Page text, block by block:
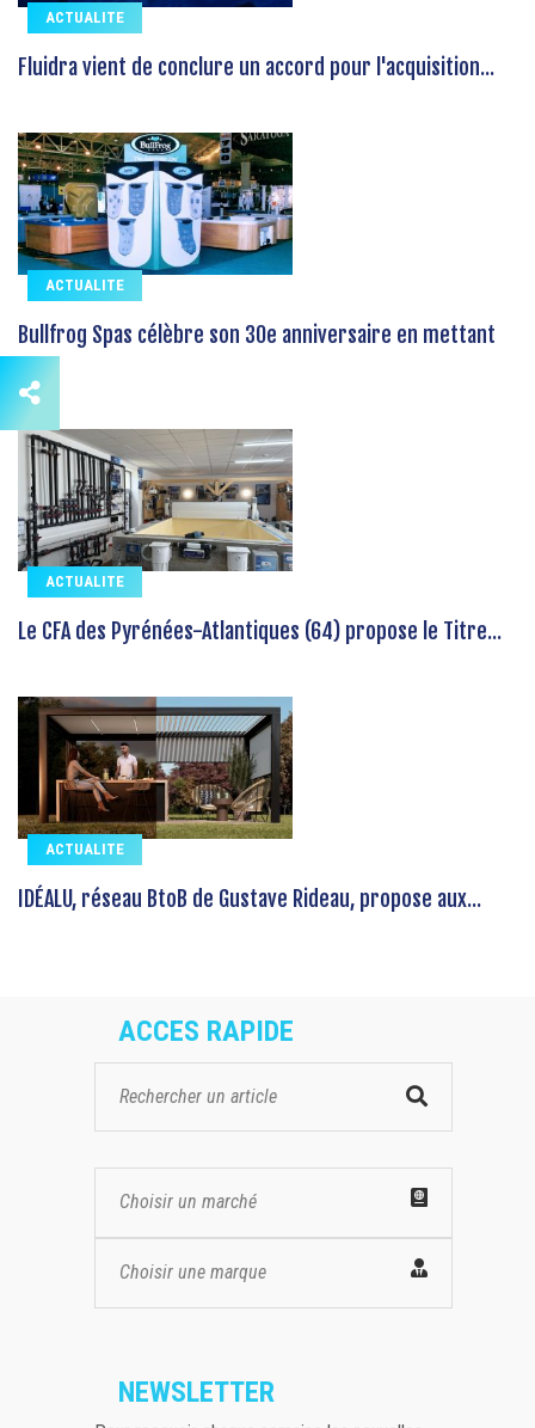
ACTUALITE
Fluidra vient de conclure un accord pour l'acquisition...
ACTUALITE
Bullfrog Spas célèbre son 30e anniversaire en mettant
en...
ACTUALITE
Le CFA des Pyrénées-Atlantiques (64) propose le Titre...
ACTUALITE
IDÉALU, réseau BtoB de Gustave Rideau, propose aux...
ACCES RAPIDE
Choisir un marché
Choisir une marque
NEWSLETTER